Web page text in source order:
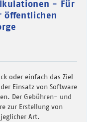
- Für
öffentlichen
oder einfach das Ziel
Einsatz von Software
Der Gebühren- und
zur Erstellung von
Art.